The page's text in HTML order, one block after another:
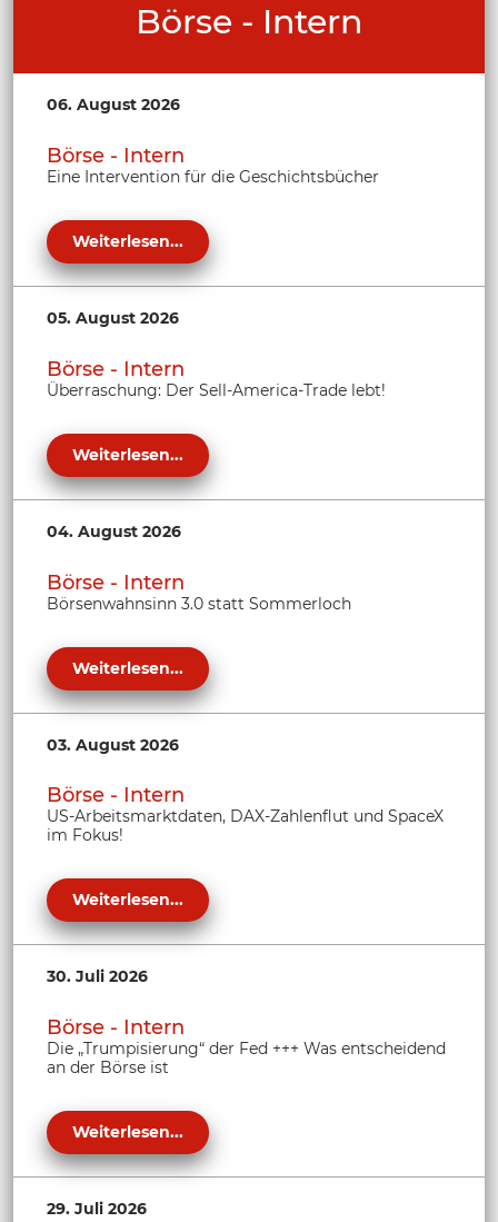
Börse - Intern
06. August 2026
Börse - Intern
Eine Intervention für die Geschichtsbücher
Weiterlesen...
05. August 2026
Börse - Intern
Überraschung: Der Sell-America-Trade lebt!
Weiterlesen...
04. August 2026
Börse - Intern
Börsenwahnsinn 3.0 statt Sommerloch
Weiterlesen...
03. August 2026
Börse - Intern
US-Arbeitsmarktdaten, DAX-Zahlenflut und SpaceX
im Fokus!
Weiterlesen...
30. Juli 2026
Börse - Intern
Die „Trumpisierung“ der Fed +++ Was entscheidend
an der Börse ist
Weiterlesen...
29. Juli 2026